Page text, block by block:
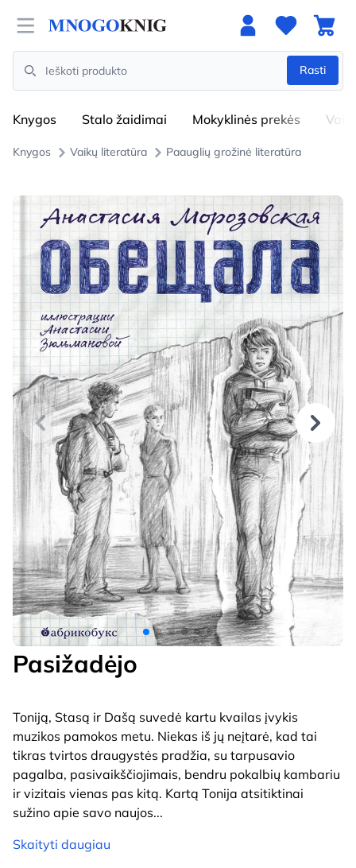
Open menu
Search
Rasti
Knygos Stalo žaidimai Mokyklinės prekės
Knygos Vaikų literatūra Paauglių grožinė literatūra
Pasižadėjo
Toniją, Stasą ir Dašą suvedė kartu kvailas įvykis
muzikos pamokos metu. Niekas iš jų neįtarė, kad tai
tikras tvirtos draugystės pradžia, su tarpusavio
pagalba, pasivaikščiojimais, bendru pokalbių kambariu
ir vizitais vienas pas kitą. Kartą Tonija atsitiktinai
sužino apie savo naujos...
Skaityti daugiau